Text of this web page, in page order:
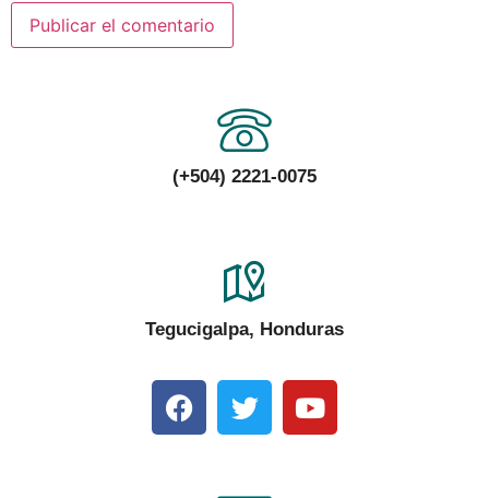
(+504) 2221-0075
Tegucigalpa, Honduras